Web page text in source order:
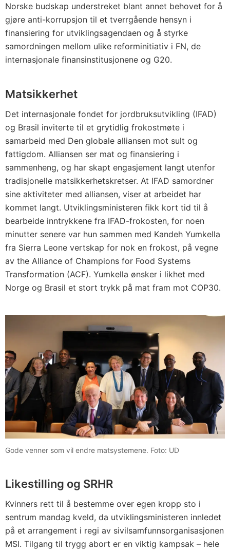
Norske budskap understreket blant annet behovet for å
gjøre anti-korrupsjon til et tverrgående hensyn i
finansiering for utviklingsagendaen og å styrke
samordningen mellom ulike reforminitiativ i FN, de
internasjonale finansinstitusjonene og G20.
Matsikkerhet
Det internasjonale fondet for jordbruksutvikling (IFAD)
og Brasil inviterte til et grytidlig frokostmøte i
samarbeid med Den globale alliansen mot sult og
fattigdom. Alliansen ser mat og finansiering i
sammenheng, og har skapt engasjement langt utenfor
tradisjonelle matsikkerhetskretser. At IFAD samordner
sine aktiviteter med alliansen, viser at arbeidet har
kommet langt. Utviklingsministeren fikk kort tid til å
bearbeide inntrykkene fra IFAD-frokosten, for noen
minutter senere var hun sammen med Kandeh Yumkella
fra Sierra Leone vertskap for nok en frokost, på vegne
av the Alliance of Champions for Food Systems
Transformation (ACF). Yumkella ønsker i likhet med
Norge og Brasil et stort trykk på mat fram mot COP30.
Gode venner som vil endre matsystemene. Foto: UD
Likestilling og SRHR
Kvinners rett til å bestemme over egen kropp sto i
sentrum mandag kveld, da utviklingsministeren innledet
på et arrangement i regi av sivilsamfunnsorganisasjonen
MSI. Tilgang til trygg abort er en viktig kampsak – hele